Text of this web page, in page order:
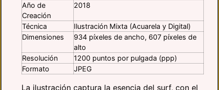
Año de
Creación
2018
Técnica
Ilustración Mixta (Acuarela y Digital)
Dimensiones
934 píxeles de ancho, 607 píxeles de
alto
Resolución
1200 puntos por pulgada (ppp)
Formato
JPEG
La ilustración captura la esencia del surf, con el